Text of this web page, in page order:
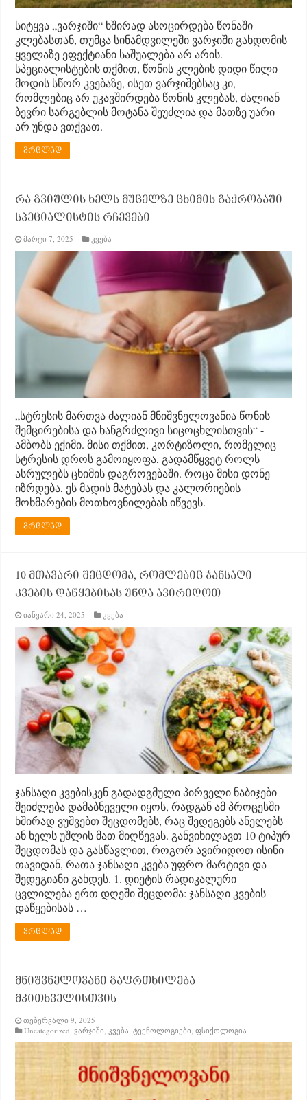
სიტყვა „ვარჯიში“ ხშირად ასოცირდება წონაში
კლებასთან, თუმცა სინამდვილეში ვარჯიში გახდომის
ყველაზე ეფექტიანი საშუალება არ არის.
სპეციალისტების თქმით, წონის კლების დიდი წილი
მოდის სწორ კვებაზე, ისეთ ვარჯიშებსაც კი,
რომლებიც არ უკავშირდება წონის კლებას, ძალიან
ბევრი სარგებლის მოტანა შეუძლია და მათზე უარი
არ უნდა ვთქვათ.
ვრცლად
რა გვიშლის ხელს მუცელზე ცხიმის გაქრობაში –
სპეციალისტის რჩევები
მარტი 7, 2025 კვება
„სტრესის მართვა ძალიან მნიშვნელოვანია წონის
შემცირებისა და ხანგრძლივი სიცოცხლისთვის“ -
ამბობს ექიმი. მისი თქმით, კორტიზოლი, რომელიც
სტრესის დროს გამოიყოფა, გადამწყვეტ როლს
ასრულებს ცხიმის დაგროვებაში. როცა მისი დონე
იზრდება, ეს მადის მატებას და კალორიების
მოხმარების მოთხოვნილებას იწვევს.
ვრცლად
10 მთავარი შეცდომა, რომლებიც ჯანსაღი
კვების დაწყებისას უნდა ავირიდოთ
იანვარი 24, 2025 კვება
ჯანსაღი კვებისკენ გადადგმული პირველი ნაბიჯები
შეიძლება დამაბნეველი იყოს, რადგან ამ პროცესში
ხშირად ვუშვებთ შეცდომებს, რაც შედეგებს ანელებს
ან ხელს უშლის მათ მიღწევას. განვიხილავთ 10 ტიპურ
შეცდომას და გასწავლით, როგორ ავირიდოთ ისინი
თავიდან, რათა ჯანსაღი კვება უფრო მარტივი და
შედეგიანი გახდეს. 1. დიეტის რადიკალური
ცვლილება ერთ დღეში შეცდომა: ჯანსაღი კვების
დაწყებისას …
ვრცლად
მნიშვნელოვანი გაფრთხილება
მკითხველისთვის
თებერვალი 9, 2025
Uncategorized,ვარჯიში,კვება,ტექნოლოგიები,ფსიქოლოგია